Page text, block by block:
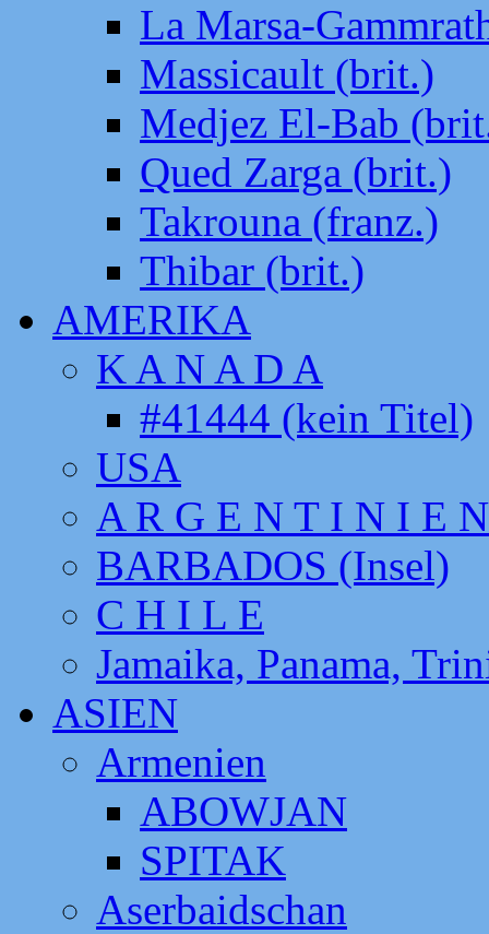
La Marsa-
Massicault (brit.)
Medjez El-Bab
Qued Zarga (brit.)
Takrouna (franz.)
Thibar (brit.)
AMERIKA
K A N A D A
#41444 (kein Titel)
USA
A R G E N T I N I E N
BARBADOS (Insel)
C H I L E
Jamaika, Panama,
ASIEN
Armenien
ABOWJAN
SPITAK
Aserbaidschan